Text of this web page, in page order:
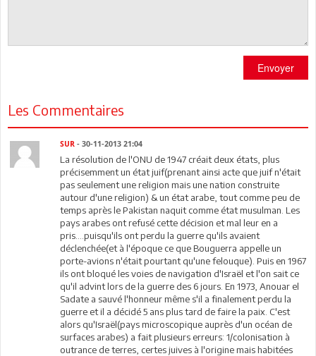
Envoyer
Les Commentaires
SUR - 30-11-2013 21:04
La résolution de l'ONU de 1947 créait deux états, plus
précisemment un état juif(prenant ainsi acte que juif n'était
pas seulement une religion mais une nation construite
autour d'une religion) & un état arabe, tout comme peu de
temps après le Pakistan naquit comme état musulman. Les
pays arabes ont refusé cette décision et mal leur en a
pris....puisqu'ils ont perdu la guerre qu'ils avaient
déclenchée(et à l'époque ce que Bouguerra appelle un
porte-avions n'était pourtant qu'une felouque). Puis en 1967
ils ont bloqué les voies de navigation d'Israël et l'on sait ce
qu'il advint lors de la guerre des 6 jours. En 1973, Anouar el
Sadate a sauvé l'honneur même s'il a finalement perdu la
guerre et il a décidé 5 ans plus tard de faire la paix. C'est
alors qu'Israël(pays microscopique auprès d'un océan de
surfaces arabes) a fait plusieurs erreurs: 1/colonisation à
outrance de terres, certes juives à l'origine mais habitées